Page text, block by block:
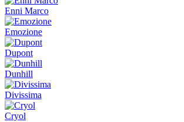
Enni Marco
Emozione
Dupont
Dunhill
Divissima
Cryol